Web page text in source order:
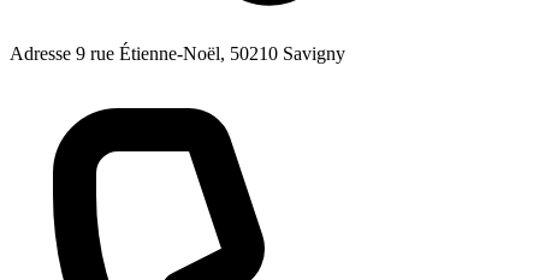
Adresse 9 rue Étienne-Noël, 50210 Savigny